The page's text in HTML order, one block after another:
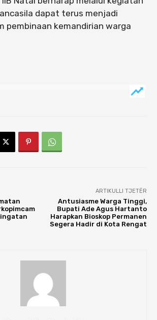
dapat terus menjadi
pembinaan kemandirian warga
ARTIKULLI TJETËR
Antusiasme Warga Tinggi,
Bupati Ade Agus Hartanto
Harapkan Bioskop Permanen
Segera Hadir di Kota Rengat